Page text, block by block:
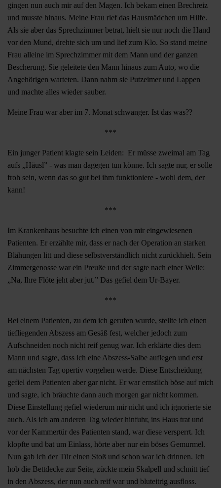
gingen nun auch mir auf den Magen. Ich bekam einen Brechreiz
und musste hinaus. Meine Frau rief das Hausmädchen um Hilfe.
Als sie aber das Sprechzimmer betrat, hielt sie nur noch die Hand
vor den Mund, drehte sich um und lief zum Klo. So stand meine
Frau alleine im Sprechzimmer mit dem Mann und der ganzen
Bescherung. Sie geleitete den Mann hinaus zum Auto, wo die
Angehörigen warteten. Dann nahm sie Putzeimer und Lappen
und machte alles wieder sauber.
Meine Frau war aber im 7. Monat schwanger. Ist das was??
***
Ein junger Patient klagte sein Leiden: Er müsse zweimal am Tag
aufs „Häusl” - was man dagegen tun könne. Ich sagte nur, er solle
froh sein, wenn das so gut bei ihm funktioniere - wohl dem, der
kann!
***
Im Krankenhaus besuchte ich einen von mir eingewiesenen
Patienten. Er erzählte mir, dass er nach der Operation an starken
Blähungen litt und diese selbstverständlich nicht zurückhielt. Sein
Zimmergenosse war ein Preuße und der sagte nach einer Weile:
„Na, Ihre Flöte jeht aber jut.” Das gefiel dem Ur-Bayer.
***
Bei einem Patienten, zu dem ich gerufen wurde, stellte ich einen
tiefliegenden Abszess am Gesäß fest, welcher jedoch zum
Aufschneiden noch nicht reif genug war. Ich erklärte dies dem
Mann und sagte, dass ich eine Abszess-Salbe auflegen und erst
am nächsten Tag opertiv vorgehen werde. Diese Entscheidung
gefiel dem Patienten aber gar nicht. Er war ernstlich böse auf mich
und sagte, ich bräuchte dann auch morgen gar nicht kommen.
Diese Einstellung gefiel wiederum mir nicht und ich ignorierte sie
auch. Als ich am anderen Tag wieder hinfuhr, ins Haus trat und
vor der Kammertür des Patienten stand, war diese versperrt. Ich
klopfte und bat um Einlass, hörte aber nur ein böses Gemurmel.
Nun gab ich der Tür einen Stoß und schon war ich drinnen. Ich
hob die Bettdecke zur Seite, zückte mein Skalpell und schnitt tief
in den Abszess, der nun auch reif war und bluteitrig ausfloss.